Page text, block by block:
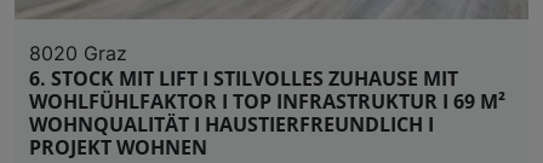
8020 Graz
6. STOCK MIT LIFT I STILVOLLES ZUHAUSE MIT
WOHLFÜHLFAKTOR I TOP INFRASTRUKTUR I 69 M²
WOHNQUALITÄT I HAUSTIERFREUNDLICH I
PROJEKT WOHNEN